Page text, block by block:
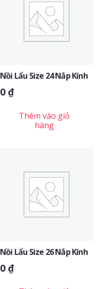
Nồi Lẩu Size 24 Nắp Kính
0₫
Thêm vào giỏ
hàng
Nồi Lẩu Size 26 Nắp Kính
0₫